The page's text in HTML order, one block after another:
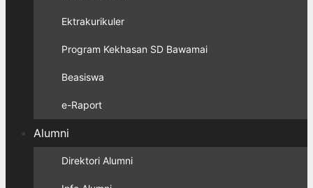
Ektrakurikuler
Program Kekhasan SD Bawamai
Beasiswa
e-Raport
Alumni
Direktori Alumni